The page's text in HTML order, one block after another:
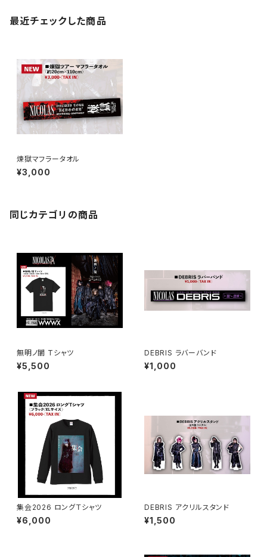
最近チェックした商品
煉獄マフラータオル
¥3,000
同じカテゴリの商品
無明ノ闇 Tシャツ
¥5,500
DEBRIS ラバーバンド
¥1,000
集会2026 ロングＴシャツ
¥6,000
DEBRIS アクリルスタンド
¥1,500